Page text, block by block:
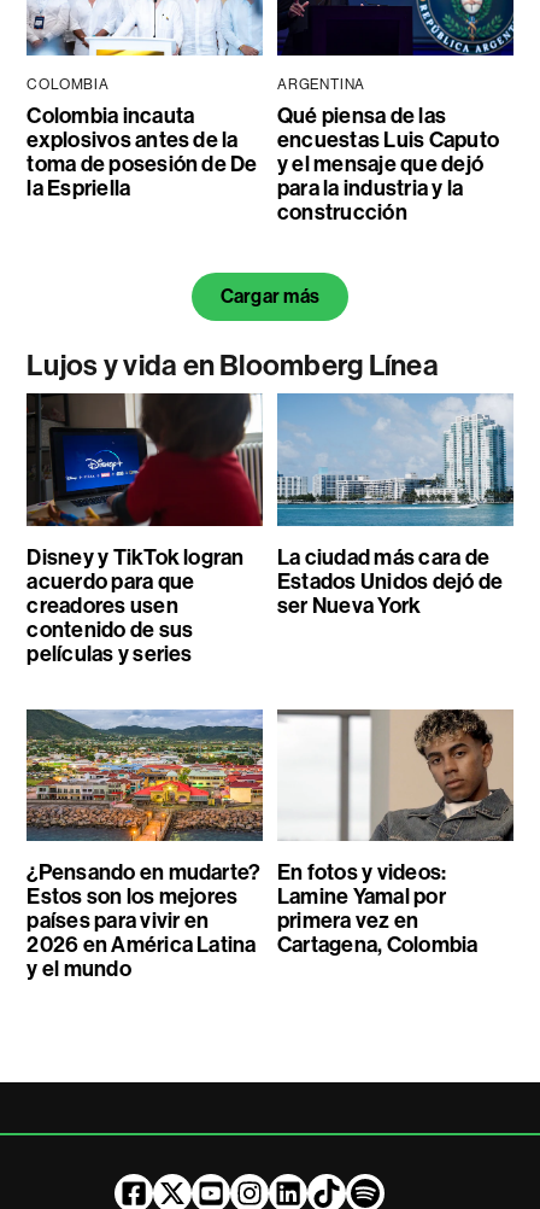
COLOMBIA
Colombia incauta
explosivos antes de la
toma de posesión de De
la Espriella
ARGENTINA
Qué piensa de las
encuestas Luis Caputo
y el mensaje que dejó
para la industria y la
construcción
Cargar más
Lujos y vida en Bloomberg Línea
Disney y TikTok logran
acuerdo para que
creadores usen
contenido de sus
películas y series
La ciudad más cara de
Estados Unidos dejó de
ser Nueva York
¿Pensando en mudarte?
Estos son los mejores
países para vivir en
2026 en América Latina
y el mundo
En fotos y videos:
Lamine Yamal por
primera vez en
Cartagena, Colombia